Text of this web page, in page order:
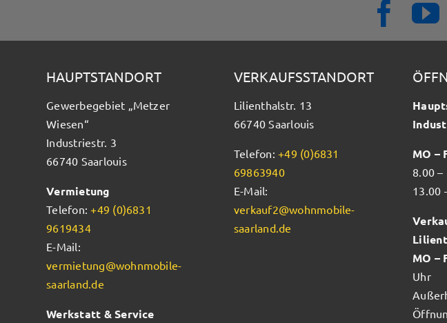
HAUPTSTANDORT
Gewerbegebiet „Metzer
Wiesen“
Industriestr. 3
66740 Saarlouis
Vermietung
Telefon:+49 (0)6831
9619434
E-Mail:
vermietung@wohnmobile-
saarland.de
Werkstatt & Service
VERKAUFSSTANDORT
Lilienthalstr. 13
66740 Saarlouis
Telefon:+49 (0)6831
69863940
E-Mail:
verkauf2@wohnmobile-
saarland.de
MO –
8.00 –
13.00
MO –
Uhr